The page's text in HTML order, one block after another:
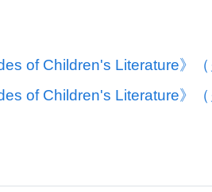
of Children's Literature》
of Children's Literature》